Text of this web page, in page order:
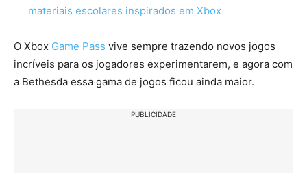
materiais escolares inspirados em Xbox
O Xbox Game Pass vive sempre trazendo novos jogos
incríveis para os jogadores experimentarem, e agora com
a Bethesda essa gama de jogos ficou ainda maior.
PUBLICIDADE